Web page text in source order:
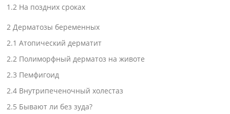
1.2 На поздних сроках
2 Дерматозы беременных
2.1 Атопический дерматит
2.2 Полиморфный дерматоз на животе
2.3 Пемфигоид
2.4 Внутрипеченочный холестаз
2.5 Бывают ли без зуда?